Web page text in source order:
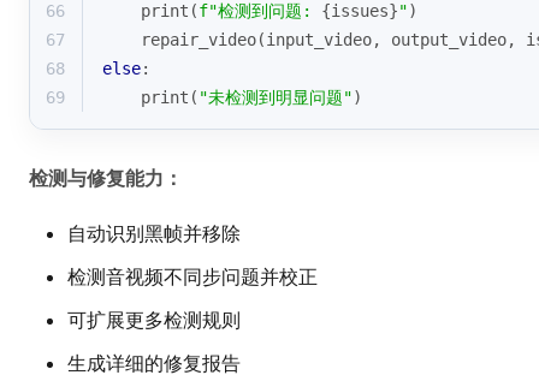
66
print (f"检测到问题: {issues}")
67
repair_video(input_video, output_video,
68
else:
69
print ( "未检测到明显问题")
检测与修复能力：
自动识别黑帧并移除
检测音视频不同步问题并校正
可扩展更多检测规则
生成详细的修复报告